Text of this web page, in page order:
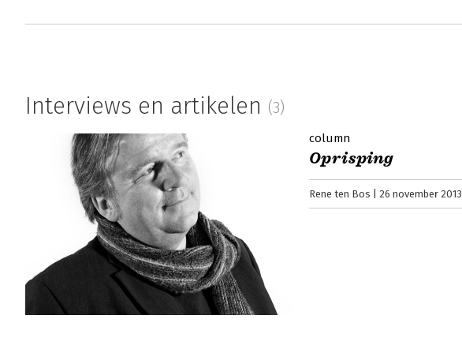
Interviews en artikelen (3)
column
Oprisping
Rene ten Bos 26 november 2013